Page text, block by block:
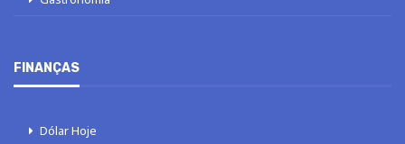
FINANÇAS
Dólar Hoje